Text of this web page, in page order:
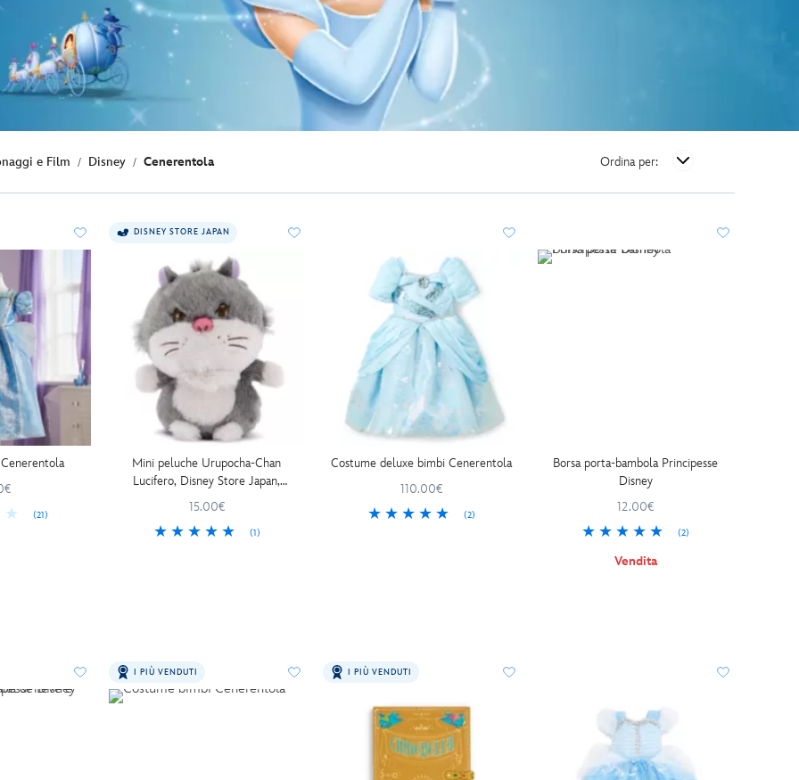
e Film Disney Cenerentola Ordina per:
(21)
DISNEY STORE JAPAN
Mini peluche Urupocha-Chan
Lucifero, Disney Store Japan,
Cenerentola, 11 cm
15.00€
(1)
Costume deluxe bimbi Cenerentola
110.00€
(2)
Borsa porta-bambola Principesse
Disney
12.00€
(2)
Vendita
I PIÙ VENDUTI I PIÙ VENDUTI